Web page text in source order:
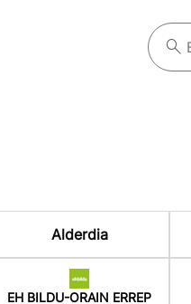
Alderdia
EH BILDU-ORAIN ERREP